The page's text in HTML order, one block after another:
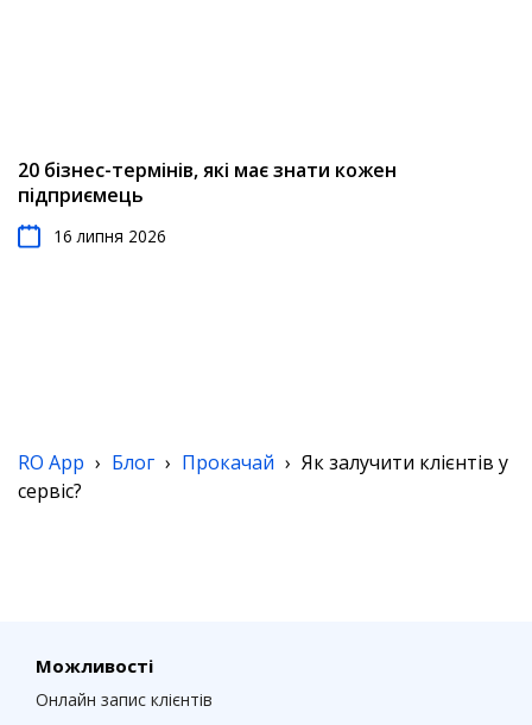
20 бізнес-термінів, які має знати кожен
підприємець
16 липня 2026
RO App › Блог › Прокачай › Як залучити клієнтів у
сервіс?
Можливості
Онлайн запис клієнтів